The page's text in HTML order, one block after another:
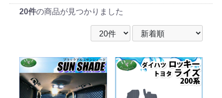
20件の商品が見つかりました